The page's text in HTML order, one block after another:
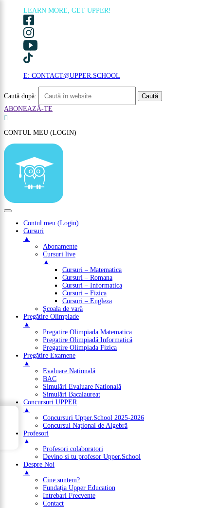
LEARN MORE, GET UPPER!
E: CONTACT@UPPER.SCHOOL
Caută după:
ABONEAZĂ-TE

CONTUL MEU (LOGIN)
Contul meu (Login)
Cursuri
▲
Abonamente
Cursuri live
▲
Cursuri – Matematica
Cursuri – Romana
Cursuri – Informatica
Cursuri – Fizica
Cursuri – Engleza
Școala de vară
Pregătire Olimpiade
▲
Pregatire Olimpiada Matematica
Pregatire Olimpiadă Informatică
Pregatire Olimpiada Fizica
Pregătire Examene
▲
Evaluare Natională
BAC
Simulări Evaluare Natională
Simulări Bacalaureat
Concursuri UPPER
▲
Concursuri Upper.School 2025-2026
Concursul Național de Algebră
Profesori
▲
Profesori colaboratori
Devino si tu profesor Upper.School
Despre Noi
▲
Cine suntem?
Fundația Upper Education
Intrebari Frecvente
Contact